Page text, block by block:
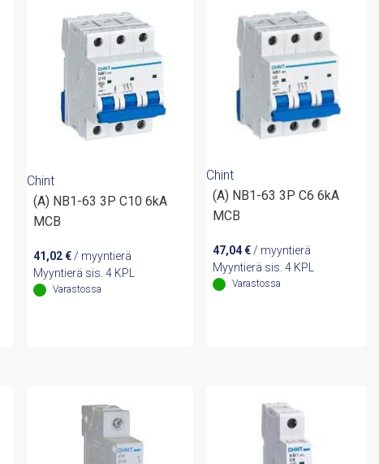
Chint
(A) NB1-63 3P C10 6kA
MCB
41,02€/ myyntierä
Myyntierä sis. 4 KPL
Varastossa
Chint
(A) NB1-63 3P C6 6kA
MCB
47,04€/ myyntierä
Myyntierä sis. 4 KPL
Varastossa